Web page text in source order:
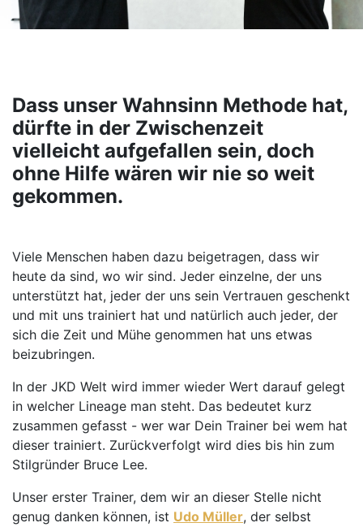
Dass unser Wahnsinn Methode hat,
dürfte in der Zwischenzeit
vielleicht aufgefallen sein, doch
ohne Hilfe wären wir nie so weit
gekommen.
Viele Menschen haben dazu beigetragen, dass wir
heute da sind, wo wir sind. Jeder einzelne, der uns
unterstützt hat, jeder der uns sein Vertrauen geschenkt
und mit uns trainiert hat und natürlich auch jeder, der
sich die Zeit und Mühe genommen hat uns etwas
beizubringen.
In der JKD Welt wird immer wieder Wert darauf gelegt
in welcher Lineage man steht. Das bedeutet kurz
zusammen gefasst - wer war Dein Trainer bei wem hat
dieser trainiert. Zurückverfolgt wird dies bis hin zum
Stilgründer Bruce Lee.
Unser erster Trainer, dem wir an dieser Stelle nicht
genug danken können, ist Udo Müller, der selbst